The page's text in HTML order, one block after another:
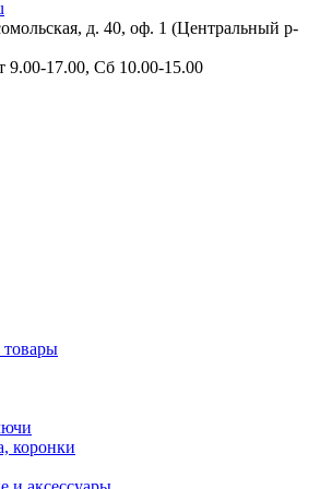
д. 40, оф. 1 (Центральный р-
17.00, Сб 10.00-15.00
товары
коронки